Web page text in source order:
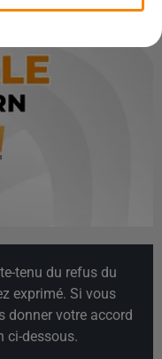
tenu du refus du
exprimé. Si vous
donner votre accord
ci-dessous.